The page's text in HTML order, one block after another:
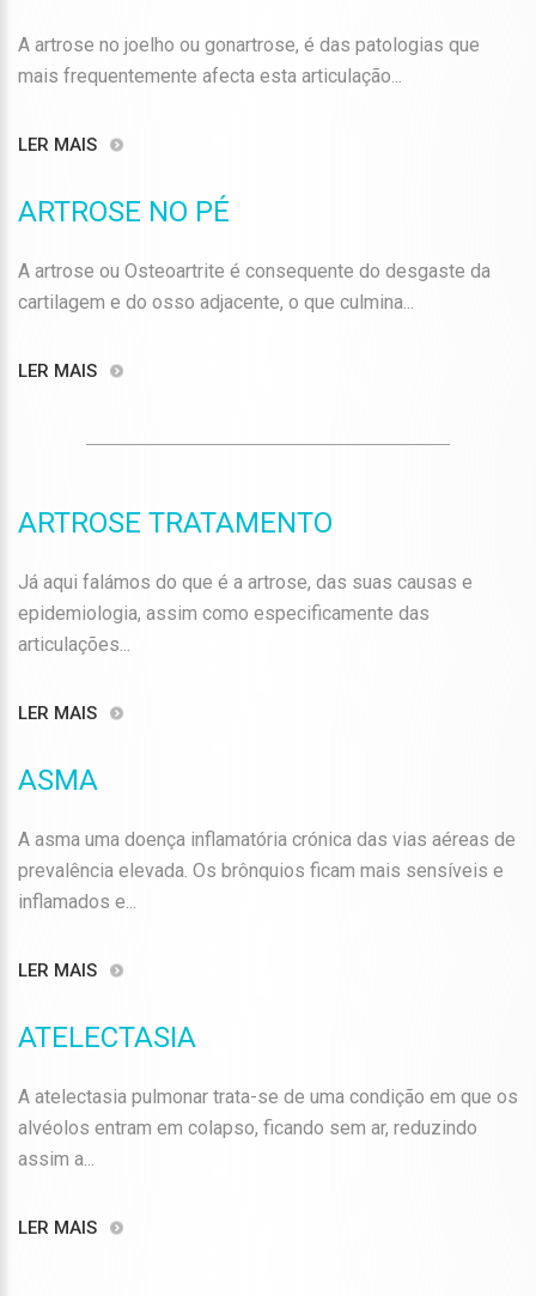
A artrose no joelho ou gonartrose, é das patologias que
mais frequentemente afecta esta articulação...
LER MAIS
ARTROSE NO PÉ
A artrose ou Osteoartrite é consequente do desgaste da
cartilagem e do osso adjacente, o que culmina...
LER MAIS
ARTROSE TRATAMENTO
Já aqui falámos do que é a artrose, das suas causas e
epidemiologia, assim como especificamente das
articulações...
LER MAIS
ASMA
A asma uma doença inflamatória crónica das vias aéreas de
prevalência elevada. Os brônquios ficam mais sensíveis e
inflamados e...
LER MAIS
ATELECTASIA
A atelectasia pulmonar trata-se de uma condição em que os
alvéolos entram em colapso, ficando sem ar, reduzindo
assim a...
LER MAIS